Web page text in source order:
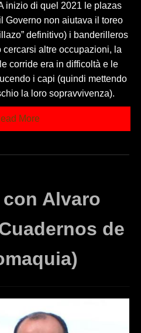
inizio di quel 2021 le plazas
Governo non aiutava il toreo
definitivo) i banderilleros
altre occupazioni, la
corride era in difficoltà e le
i capi (quindi mettendo
la loro sopravvivenza).
More
Alvaro
de